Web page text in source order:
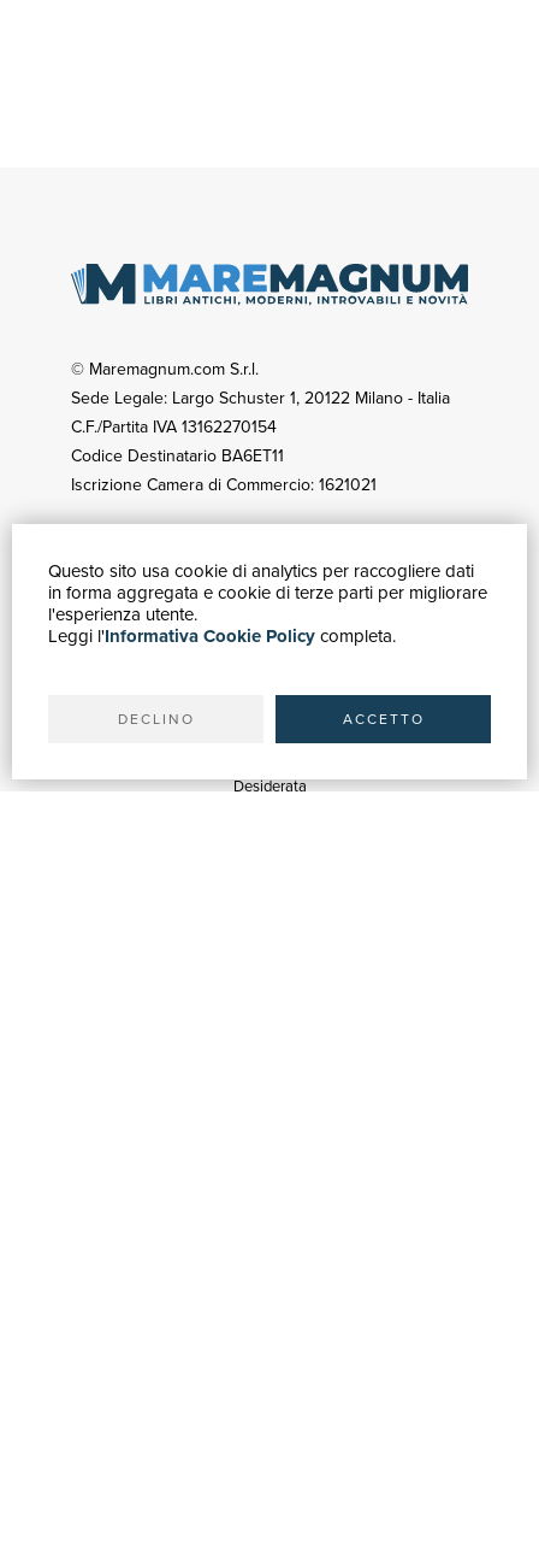
Questo sito usa cookie di analytics per raccogliere dati
in forma aggregata e cookie di terze parti per migliorare
l'esperienza utente.
Leggi l'Informativa Cookie Policycompleta.
DECLINO ACCETTO
© Maremagnum.com S.r.l.
Sede Legale: Largo Schuster 1, 20122 Milano - Italia
C.F./Partita IVA 13162270154
Codice Destinatario BA6ET11
Iscrizione Camera di Commercio: 1621021
GUIDA ACQUISTI
Ricerca avanzata
Spedizioni
Desiderata